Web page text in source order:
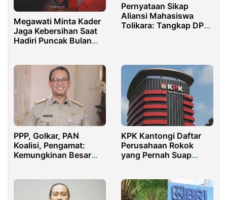
Megawati Minta Kader
Jaga Kebersihan Saat
Hadiri Puncak Bulan
Pernyataan Sikap
Aliansi Mahasiswa
Tolikara: Tangkap DPO
Tolikara
PPP, Golkar, PAN
Koalisi, Pengamat:
Kemungkinan Besar
KPK Kantongi Daftar
Perusahaan Rokok
yang Pernah Suap